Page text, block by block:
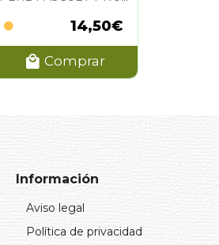
14,50€
Comprar
Información
Aviso legal
Política de privacidad